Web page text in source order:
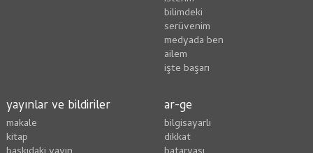
bilimdeki
serüvenim
medyada ben
ailem
i̇şte başarı
yayınlar ve bildiriler
makale
kitap
ar-ge
bilgisayarlı
dikkat